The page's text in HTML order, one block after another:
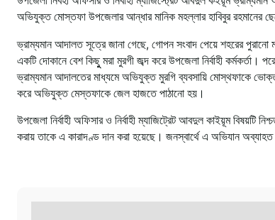
অভিযুক্ত মোস্তফা উপজেলার আন্ধার মানিক মহল্লার হাবিবুর রহমানের
ভ্রাম্যমান আদালত সূত্রে জানা গেছে, গোপন সংবাদ পেয়ে শহরের পুরানো
একটি দোকানে বেশ কিছুু মরা মুরগী জব্দ করে উপজেলা নির্বাহী
ভ্রাম্যমান আদালতের মাধ্যমে অভিযুক্ত মুরগি ব্যবসায়ি মোস্থফাকে
করে অভিযুক্ত মেস্তফাকে জেল হাজতে পাঠানো হয়।
উপজেলা নির্বাহী অফিসার ও নির্বাহী ম্যাজিট্রেট আবদুল কাইয়ূম
করায় তাকে এ কারাদণ্ড দান করা হয়েছে। জনস্বার্থে এ অভিযান অব্যাহত